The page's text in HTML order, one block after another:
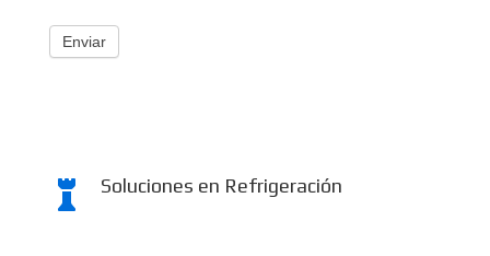
Enviar
 Soluciones en Refrigeración